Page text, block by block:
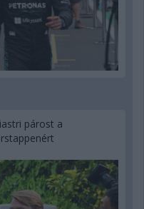
párost a